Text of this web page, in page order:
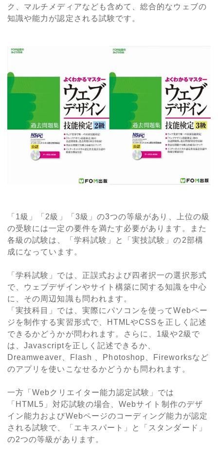
ク、マルチメディアなども含めて、総合的なウェブの
知識や能力が認定される試験です。
「1級」「2級」「3級」の3つの等級があり、上位の級
の受験には一定の要件を満たす必要があります。また
各級の試験は、「学科試験」と「実技試験」の2部構
成になっています。
「学科試験」では、正誤式および四者択一の選択形式
で、ウェブデザインやサイト構築に関する知識を中心
に、その周辺知識も問われます。
「実技科目」では、実際にパソコンを使ってWebペー
ジを制作する実習形式で、HTMLやCSSを正しく記述
できるかどうかが問われます。さらに、1級や2級で
は、Javascriptを正しく記述できるか、
Dreamweaver、Flash 、Photoshop、Fireworksなど
のアプリを使いこなせるかどうかも問われます。
一方「Webクリエイター能力認定試験」では
「HTML5」対応試験の場合、Webサイト制作のデザ
イン能力およびWebページのコーディング能力が認定
される試験で、「エキスパート」と「スタンダード」
の2つの等級があります。